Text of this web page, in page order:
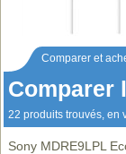
Comparer et
Comparer
22 produits trouvés, en
Sony MDRE9LPL